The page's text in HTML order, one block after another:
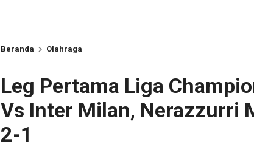
Beranda Olahraga
Leg Pertama Liga
Vs Inter Milan, Nerazzurri
2-1